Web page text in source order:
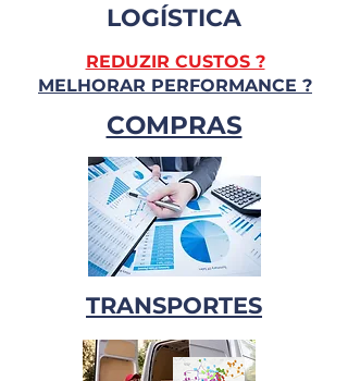
LOGÍSTICA
REDUZIR CUSTOS ?
MELHORAR PERFORMANCE ?
COMPRAS
TRANSPORTES